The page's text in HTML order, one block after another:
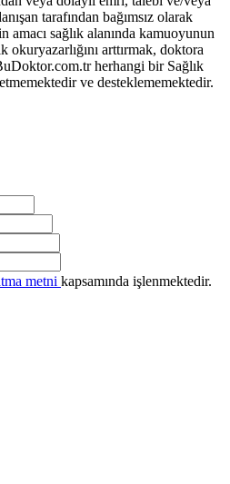
tarafından bağımsız olarak
amacı sağlık alanında kamuoyunun
okuryazarlığını arttırmak, doktora
herhangi bir Sağlık
ve desteklememektedir.
metni kapsamında işlenmektedir.